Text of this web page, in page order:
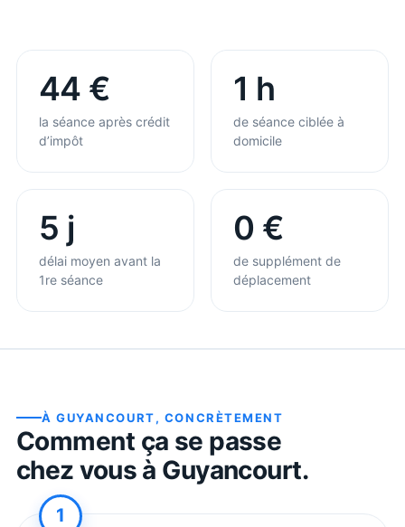
44 €
la séance après crédit
d’impôt
1 h
de séance ciblée à
domicile
5 j
délai moyen avant la
1re séance
0 €
de supplément de
déplacement
ÀGUYANCOURT, CONCRÈTEMENT
Comment ça se passe
chez vous à Guyancourt.
1